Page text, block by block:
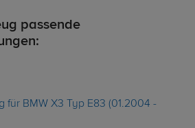
passende